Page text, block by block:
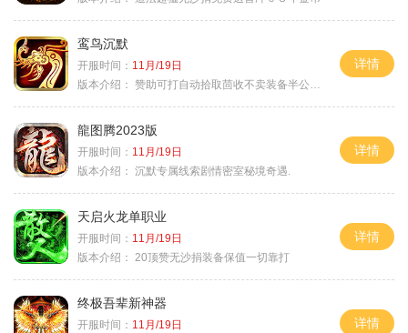
鸾鸟沉默
开服时间： 11月/19日
版本介绍： 赞助可打自动拾取茴收不卖装备半公益服
详情
龍图腾2023版
开服时间： 11月/19日
版本介绍： 沉默专属线索剧情密室秘境奇遇.
详情
天启火龙单职业
开服时间： 11月/19日
版本介绍： 20顶赞无沙捐装备保值一切靠打
详情
终极吾辈新神器
开服时间： 11月/19日
详情